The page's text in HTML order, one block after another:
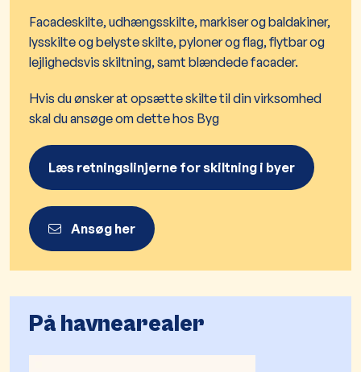
Facadeskilte, udhængsskilte, markiser og baldakiner,
lysskilte og belyste skilte, pyloner og flag, flytbar og
lejlighedsvis skiltning, samt blændede facader.
Hvis du ønsker at opsætte skilte til din virksomhed
skal du ansøge om dette hos Byg
Læs retningslinjerne for skiltning i byer
Ansøg her
​På havnearealer​